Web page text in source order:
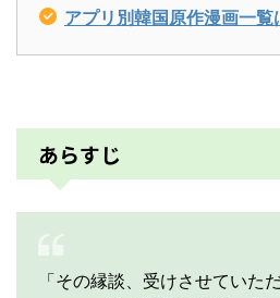
アプリ別韓国原作漫画一覧
あらすじ
「その縁談、受けさせていた